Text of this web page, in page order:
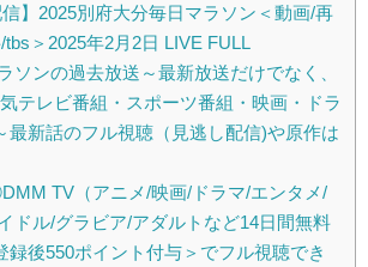
】2025別府大分毎日マラソン＜動画/再
＞2025年2月2日 LIVE FULL
ソンの過去放送～最新放送だけでなく、
テレビ番組・スポーツ番組・映画・ドラ
最新話のフル視聴（見逃し配信)や原作は
TV（アニメ/映画/ドラマ/エンタメ/
ドル/グラビア/アダルトなど14日間無料
録後550ポイント付与＞でフル視聴でき